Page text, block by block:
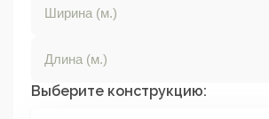
Выберите конструкцию: